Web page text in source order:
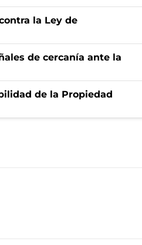
la Ley de
de cercanía ante la
de la Propiedad